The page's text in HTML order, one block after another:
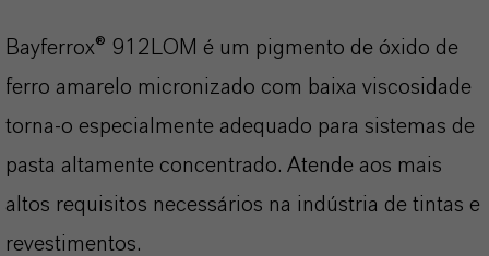
Bayferrox® 912LOM é um pigmento de óxido de
ferro amarelo micronizado com baixa viscosidade
torna-o especialmente adequado para sistemas de
pasta altamente concentrado. Atende aos mais
altos requisitos necessários na indústria de tintas e
revestimentos.